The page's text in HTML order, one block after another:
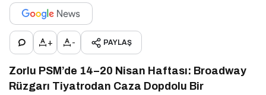
+ - PAYLAŞ
Zorlu PSM’de 14–20 Nisan Haftası: Broadway
Rüzgarı Tiyatrodan Caza Dopdolu Bir